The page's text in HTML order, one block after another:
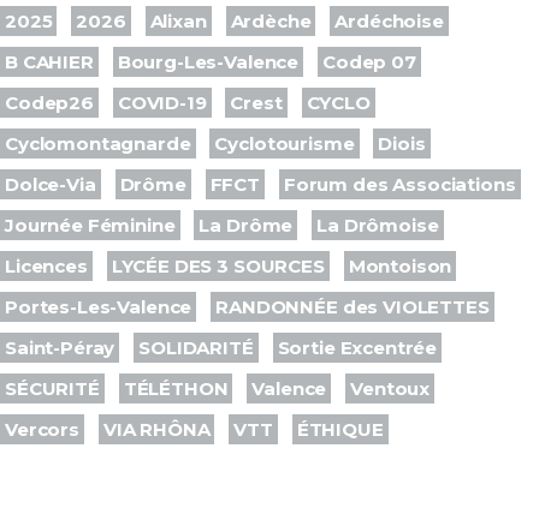
2025
2026 Alixan Ardèche
Ardéchoise
B CAHIER
Bourg-Les-Valence
Codep 07
Codep26
COVID-19 Crest
CYCLO
Cyclomontagnarde
Cyclotourisme
Diois
Dolce-Via
Drôme FFCT
Forum des Associations
Journée Féminine
La Drôme
La Drômoise
Licences
LYCÉE DES 3 SOURCES
Montoison
Portes-Les-Valence
RANDONNÉE des VIOLETTES
Saint-Péray
SOLIDARITÉ
Sortie Excentrée
SÉCURITÉ
TÉLÉTHON Valence
Ventoux
Vercors
VIA RHÔNA VTT ÉTHIQUE